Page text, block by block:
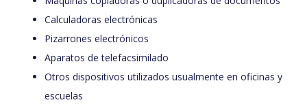
Calculadoras electrónicas
Pizarrones electrónicos
Aparatos de telefacsimilado
Otros dispositivos utilizados usualmente en oficinas y
escuelas